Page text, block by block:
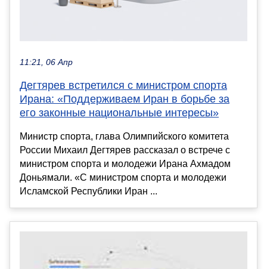
11:21, 06 Апр
Дегтярев встретился с министром спорта
Ирана: «Поддерживаем Иран в борьбе за
его законные национальные интересы»
Министр спорта, глава Олимпийского комитета
России Михаил Дегтярев рассказал о встрече с
министром спорта и молодежи Ирана Ахмадом
Доньямали. «С министром спорта и молодежи
Исламской Республики Иран ...